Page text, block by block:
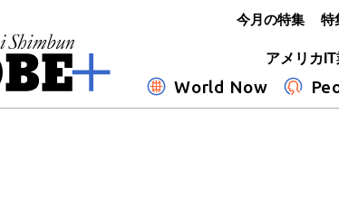
アメリカIT
World Now
今月の特集 特